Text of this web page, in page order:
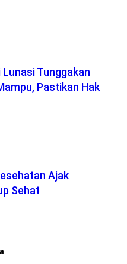
Tunggakan
Pastikan Hak
Ajak
Sehat